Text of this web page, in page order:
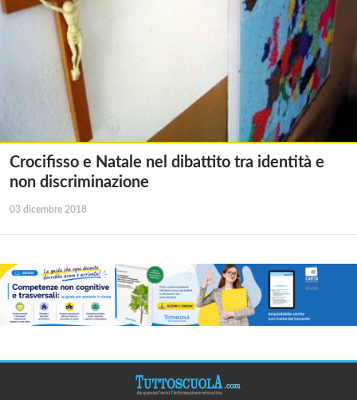
Crocifisso e Natale nel dibattito tra identità e
non discriminazione
03 dicembre 2018